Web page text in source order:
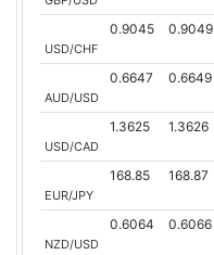
USD/CHF
0.9045 0.9049
AUD/USD
0.6647 0.6649
USD/CAD
1.3625 1.3626
EUR/JPY
168.85 168.87
NZD/USD
0.6064 0.6066